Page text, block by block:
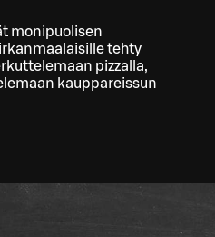
monipuolisen
tehty
pizzalla,
kauppareissun